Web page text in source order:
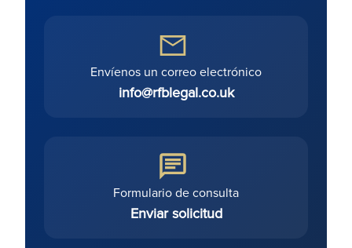
Envíenos un correo electrónico
info@rfblegal.co.uk
Formulario de consulta
Enviar solicitud